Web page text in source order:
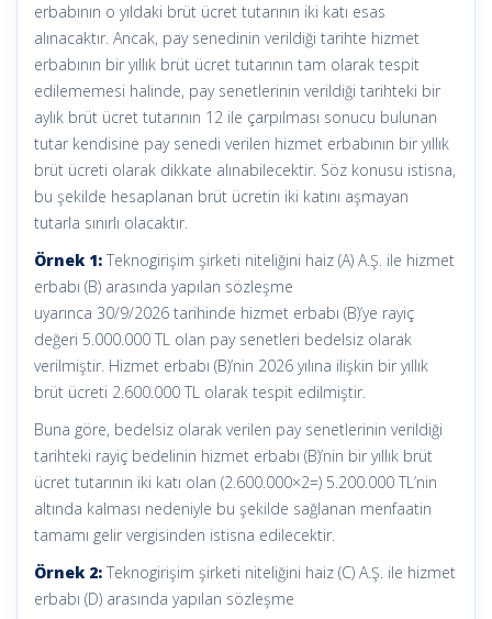
erbabının o yıldaki brüt ücret tutarının iki katı esas
alınacaktır. Ancak, pay senedinin verildiği tarihte hizmet
erbabının bir yıllık brüt ücret tutarının tam olarak tespit
edilememesi halinde, pay senetlerinin verildiği tarihteki bir
aylık brüt ücret tutarının 12 ile çarpılması sonucu bulunan
tutar kendisine pay senedi verilen hizmet erbabının bir yıllık
brüt ücreti olarak dikkate alınabilecektir. Söz konusu istisna,
bu şekilde hesaplanan brüt ücretin iki katını aşmayan
tutarla sınırlı olacaktır.
Örnek 1: Teknogirişim şirketi niteliğini haiz (A) A.Ş. ile hizmet
erbabı (B) arasında yapılan sözleşme
uyarınca 30/9/2026 tarihinde hizmet erbabı (B)’ye rayiç
değeri 5.000.000 TL olan pay senetleri bedelsiz olarak
verilmiştir. Hizmet erbabı (B)’nin 2026 yılına ilişkin bir yıllık
brüt ücreti 2.600.000 TL olarak tespit edilmiştir.
Buna göre, bedelsiz olarak verilen pay senetlerinin verildiği
tarihteki rayiç bedelinin hizmet erbabı (B)’nin bir yıllık brüt
ücret tutarının iki katı olan (2.600.000×2=) 5.200.000 TL’nin
altında kalması nedeniyle bu şekilde sağlanan menfaatin
tamamı gelir vergisinden istisna edilecektir.
Örnek 2: Teknogirişim şirketi niteliğini haiz (C) A.Ş. ile hizmet
erbabı (D) arasında yapılan sözleşme